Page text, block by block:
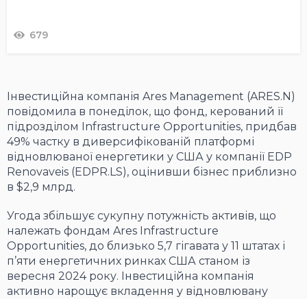
679
Інвестиційна компанія Ares Management (ARES.N)
повідомила в понеділок, що фонд, керований її
підрозділом Infrastructure Opportunities, придбав
49% частку в диверсифікованій платформі
відновлюваної енергетики у США у компанії EDP
Renovaveis (EDPR.LS), оцінивши бізнес приблизно
в $2,9 млрд.
Угода збільшує сукупну потужність активів, що
належать фондам Ares Infrastructure
Opportunities, до близько 5,7 гігавата у 11 штатах і
п’яти енергетичних ринках США станом із
вересня 2024 року. Інвестиційна компанія
активно нарощує вкладення у відновлювану